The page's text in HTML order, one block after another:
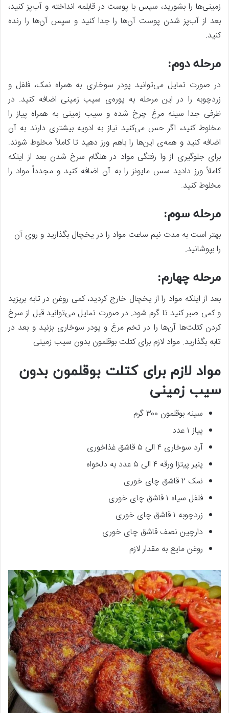
زمینی‌ها را بشورید، سپس با پوست در قابلمه انداخته و آب‌پز کنید،
بعد از آب‌پز شدن پوست آن‌ها را جدا کنید و سپس آن‌ها را رنده
کنید.
مرحله دوم:
در صورت تمایل می‌توانید پودر سوخاری به همراه نمک، فلفل و
زردچوبه را در این مرحله به پوره‌ی سیب زمینی اضافه کنید. در
ظرفی جدا سینه مرغ چرخ شده و سیب زمینی به همراه پیاز را
مخلوط کنید، اگر حس می‌کنید نیاز به ادویه بیشتری دارند به آن
اضافه کنید و همه‌ی این‌ها را باهم ورز دهید تا کاملاً مخلوط شوند.
برای جلوگیری از وا رفتگی مواد در هنگام سرخ شدن بعد از اینکه
کاملاً ورز دادید سس مایونز را به آن اضافه کنید و مجدداً مواد را
مخلوط کنید.
مرحله سوم:
بهتر است به مدت نیم ساعت مواد را در یخچال بگذارید و روی آن
را بپوشانید.
مرحله چهارم:
بعد از اینکه مواد را از یخچال خارج کردید، کمی روغن در تابه بریزید
و کمی صبر کنید تا گرم شود. در صورت تمایل می‌توانید قبل از سرخ
کردن کتلت‌ها آن‌ها را در تخم مرغ و پودر سوخاری بزنید و بعد در
تابه بگذارید. مواد لازم برای کتلت بوقلمون بدون سیب زمینی
مواد لازم برای کتلت بوقلمون بدون
سیب زمینی
سینه بوقلمون ۳۰۰ گرم
پیاز ۱ عدد
آرد سوخاری ۴ الی ۵ قاشق غذاخوری
پنیر پیتزا ورقه ۴ الی ۵ عدد به دلخواه
نمک ۲ قاشق چای خوری
فلفل سیاه ۱ قاشق چای خوری
زردچوبه ۱ قاشق چای خوری
دارچین نصف قاشق چای خوری
روغن مایع به مقدار لازم